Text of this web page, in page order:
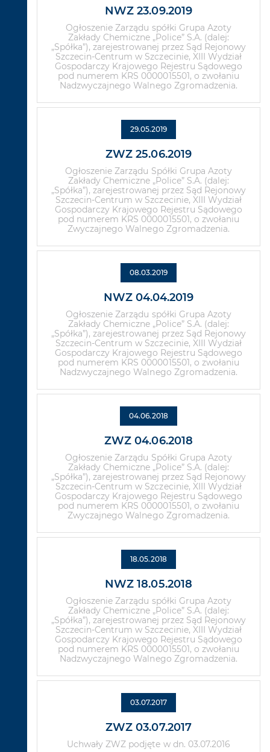
NWZ 23.09.2019
Ogłoszenie Zarządu spółki Grupa Azoty
Zakłady Chemiczne „Police” S.A. (dalej:
„Spółka”), zarejestrowanej przez Sąd Rejonowy
Szczecin-Centrum w Szczecinie, XIII Wydział
Gospodarczy Krajowego Rejestru Sądowego
pod numerem KRS 0000015501, o zwołaniu
Nadzwyczajnego Walnego Zgromadzenia.
29.05.2019
ZWZ 25.06.2019
Ogłoszenie Zarządu Spółki Grupa Azoty
Zakłady Chemiczne „Police” S.A. (dalej:
„Spółka”), zarejestrowanej przez Sąd Rejonowy
Szczecin-Centrum w Szczecinie, XIII Wydział
Gospodarczy Krajowego Rejestru Sądowego
pod numerem KRS 0000015501, o zwołaniu
Zwyczajnego Walnego Zgromadzenia.
08.03.2019
NWZ 04.04.2019
Ogłoszenie Zarządu spółki Grupa Azoty
Zakłady Chemiczne „Police” S.A. (dalej:
„Spółka”), zarejestrowanej przez Sąd Rejonowy
Szczecin-Centrum w Szczecinie, XIII Wydział
Gospodarczy Krajowego Rejestru Sądowego
pod numerem KRS 0000015501, o zwołaniu
Nadzwyczajnego Walnego Zgromadzenia.
04.06.2018
ZWZ 04.06.2018
Ogłoszenie Zarządu Spółki Grupa Azoty
Zakłady Chemiczne „Police” S.A. (dalej:
„Spółka”), zarejestrowanej przez Sąd Rejonowy
Szczecin-Centrum w Szczecinie, XIII Wydział
Gospodarczy Krajowego Rejestru Sądowego
pod numerem KRS 0000015501, o zwołaniu
Zwyczajnego Walnego Zgromadzenia.
18.05.2018
NWZ 18.05.2018
Ogłoszenie Zarządu spółki Grupa Azoty
Zakłady Chemiczne „Police” S.A. (dalej:
„Spółka”), zarejestrowanej przez Sąd Rejonowy
Szczecin-Centrum w Szczecinie, XIII Wydział
Gospodarczy Krajowego Rejestru Sądowego
pod numerem KRS 0000015501, o zwołaniu
Nadzwyczajnego Walnego Zgromadzenia.
03.07.2017
ZWZ 03.07.2017
Uchwały ZWZ podjęte w dn. 03.07.2016